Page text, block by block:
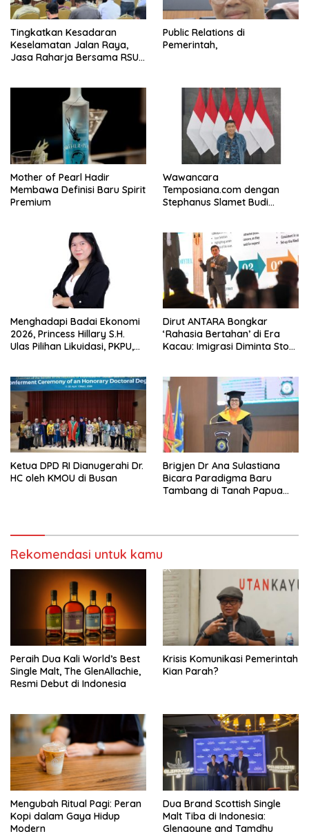
Tingkatkan Kesadaran
Keselamatan Jalan Raya,
Jasa Raharja Bersama RSU
Komprehensif di Jagakarsa
Public Relations di
Pemerintah,
Mother of Pearl Hadir
Membawa Definisi Baru Spirit
Premium
Wawancara
Temposiana.com dengan
Stephanus Slamet Budi
Menghadapi Badai Ekonomi
2026, Princess Hillary S.H.
Ulas Pilihan Likuidasi, PKPU,
Dirut ANTARA Bongkar
‘Rahasia Bertahan’ di Era
Kacau: Imigrasi Diminta Stop
Ketua DPD RI Dianugerahi Dr.
HC oleh KMOU di Busan
Brigjen Dr Ana Sulastiana
Bicara Paradigma Baru
Tambang di Tanah Papua
Rekomendasi untuk kamu
Peraih Dua Kali World’s Best
Single Malt, The GlenAllachie,
Resmi Debut di Indonesia
Krisis Komunikasi Pemerintah
Kian Parah?
Mengubah Ritual Pagi: Peran
Kopi dalam Gaya Hidup
Modern
Dua Brand Scottish Single
Malt Tiba di Indonesia:
Glengoyne and Tamdhu